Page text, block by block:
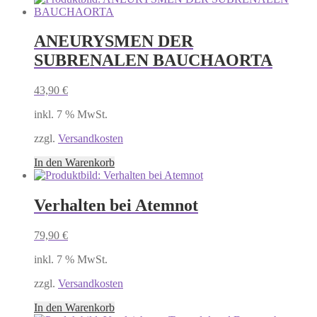
ANEURYSMEN DER
SUBRENALEN BAUCHAORTA
43,90 €
inkl. 7 % MwSt.
zzgl. Versandkosten
In den Warenkorb
Verhalten bei Atemnot
79,90 €
inkl. 7 % MwSt.
zzgl. Versandkosten
In den Warenkorb